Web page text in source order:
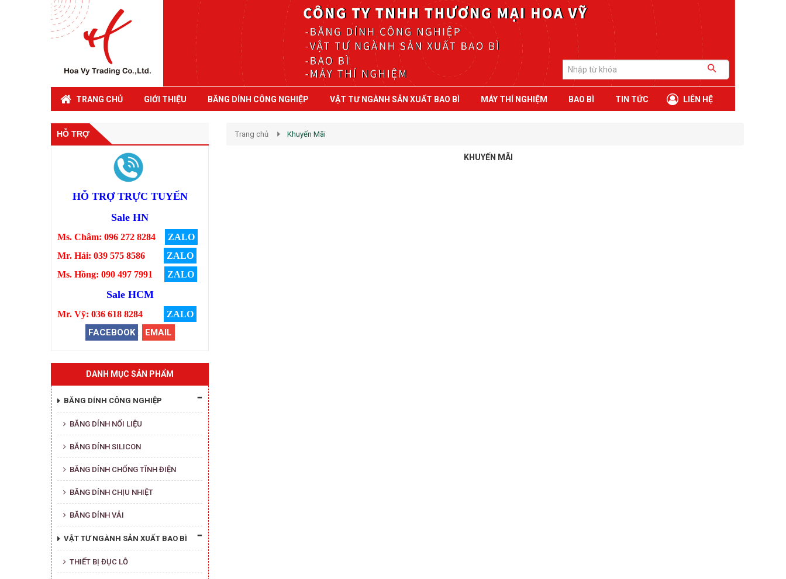
TRANG CHỦ GIỚI THIỆU BĂNG DÍNH CÔNG NGHIỆP VẬT TƯ NGÀNH SẢN XUẤT BAO BÌ MÁY THÍ NGHIỆM BAO BÌ TIN TỨC LIÊN HỆ
HỖ TRỢ
HỖ TRỢ TRỰC TUYẾN
Sale HN
Ms. Châm: 096 272 8284
ZALO
Mr. Hải: 039 575 8586
ZALO
Ms. Hồng: 090 497 7991
ZALO
Sale HCM
Mr. Vỹ: 036 618 8284 ZALO
FACEBOOK : EMAIL
DANH MỤC SẢN PHẨM
BĂNG DÍNH CÔNG NGHIỆP
BĂNG DÍNH NỐI LIỆU
BĂNG DÍNH SILICON
BĂNG DÍNH CHỐNG TĨNH ĐIỆN
BĂNG DÍNH CHỊU NHIỆT
BĂNG DÍNH VẢI
VẬT TƯ NGÀNH SẢN XUẤT BAO BÌ
THIẾT BỊ ĐỤC LỖ
Trang chủ Khuyến Mãi
KHUYẾN MÃI